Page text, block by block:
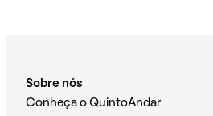
Sobre nós
Conheça o QuintoAndar